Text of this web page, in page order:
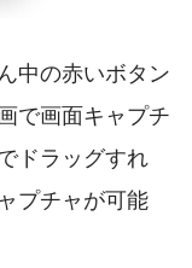
中の赤いボタン
で画面キャプチ
ドラッグすれ
プチャが可能